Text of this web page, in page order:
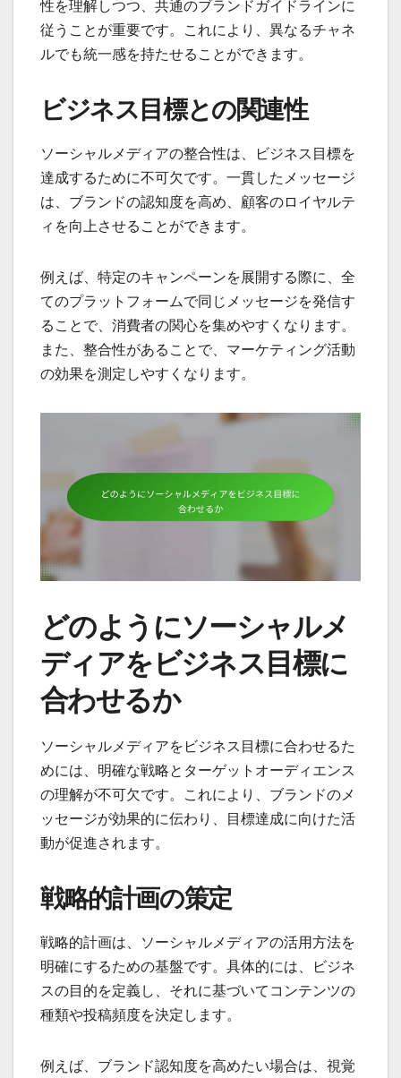
性を理解しつつ、共通のブランドガイドラインに
従うことが重要です。これにより、異なるチャネ
ルでも統一感を持たせることができます。
ビジネス目標との関連性
ソーシャルメディアの整合性は、ビジネス目標を
達成するために不可欠です。一貫したメッセージ
は、ブランドの認知度を高め、顧客のロイヤルテ
ィを向上させることができます。
例えば、特定のキャンペーンを展開する際に、全
てのプラットフォームで同じメッセージを発信す
ることで、消費者の関心を集めやすくなります。
また、整合性があることで、マーケティング活動
の効果を測定しやすくなります。
どのようにソーシャルメ
ディアをビジネス目標に
合わせるか
ソーシャルメディアをビジネス目標に合わせるた
めには、明確な戦略とターゲットオーディエンス
の理解が不可欠です。これにより、ブランドのメ
ッセージが効果的に伝わり、目標達成に向けた活
動が促進されます。
戦略的計画の策定
戦略的計画は、ソーシャルメディアの活用方法を
明確にするための基盤です。具体的には、ビジネ
スの目的を定義し、それに基づいてコンテンツの
種類や投稿頻度を決定します。
例えば、ブランド認知度を高めたい場合は、視覚